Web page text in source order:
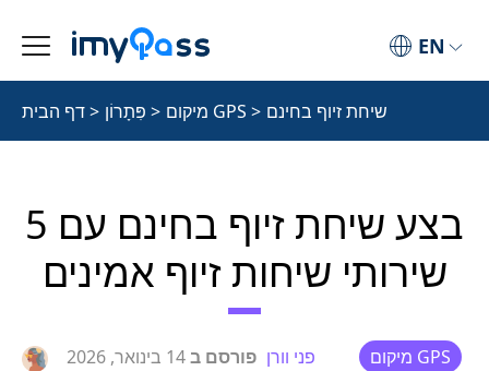
EN
דף הבית> פִּתָרוֹן > מיקום GPS > שיחת זיוף בחינם
בצע שיחת זיוף בחינם עם 5
שירותי שיחות זיוף אמינים
פני וורן פורסם ב14 בינואר, 2026
מיקום GPS